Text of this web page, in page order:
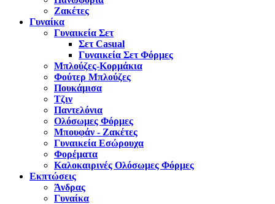
Ζακέτες
Γυναίκα
Γυναικεία Σετ
Σετ Casual
Γυναικεία Σετ Φόρμες
Μπλούζες-Κορμάκια
Φούτερ Μπλούζες
Πουκάμισα
Τζιν
Παντελόνια
Ολόσωμες Φόρμες
Μπουφάν - Ζακέτες
Γυναικεία Εσώρουχα
Φορέματα
Καλοκαιρινές Ολόσωμες Φόρμες
Εκπτώσεις
Άνδρας
Γυναίκα